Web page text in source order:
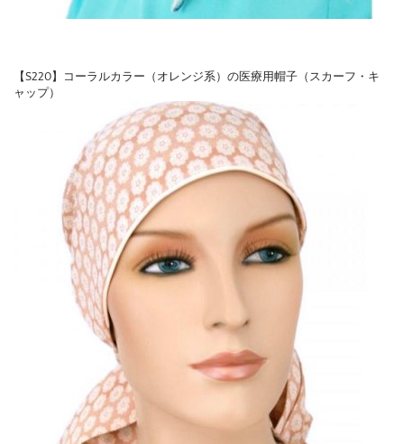
【S220】コーラルカラー（オレンジ系）の医療用帽子（スカーフ・キ
ャップ）